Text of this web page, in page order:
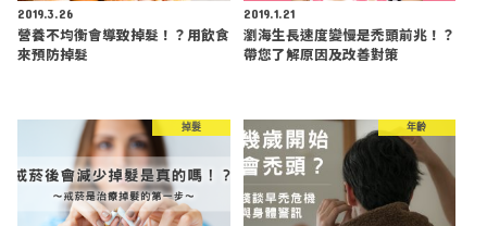
2019.3.26
營養不均衡會導致掉髮！？用飲食
來預防掉髮
2019.1.21
瀏海生長速度變慢是禿頭前兆！？
帶您了解原因及改善對策
掉髮 年齡